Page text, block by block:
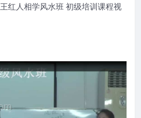
红人相学风水班 初级培训课程视